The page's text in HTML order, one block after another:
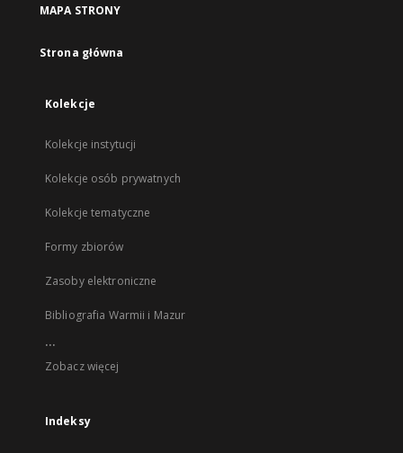
MAPA STRONY
Strona główna
Kolekcje
Kolekcje instytucji
Kolekcje osób prywatnych
Kolekcje tematyczne
Formy zbiorów
Zasoby elektroniczne
Bibliografia Warmii i Mazur
...
Zobacz więcej
Indeksy